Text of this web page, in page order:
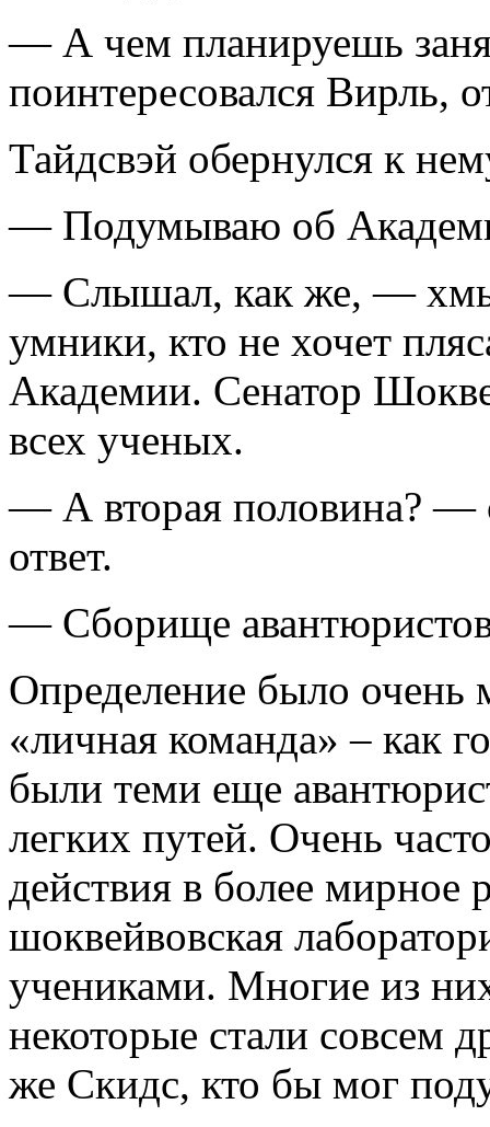
— А чем планируешь
поинтересовался Вирль,
Тайдсвэй обернулся к
— Подумываю об
— Слышал, как же, —
умники, кто не хочет
Академии. Сенатор
всех ученых.
— А вторая половина? —
ответ.
— Сборище
Определение было очень
«личная команда» – как
были теми еще
легких путей. Очень
действия в более мирное
шоквейвовская
учениками. Многие из
некоторые стали совсем
же Скидс, кто бы мог